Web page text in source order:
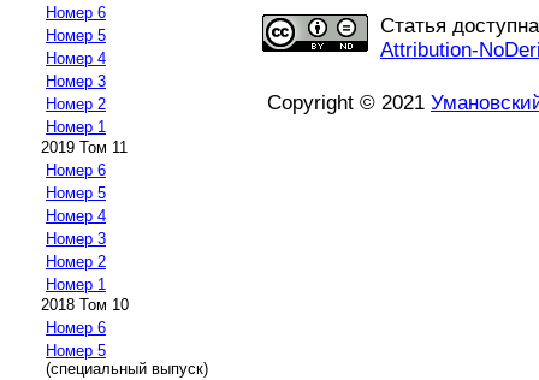
Номер 6
Номер 5
Номер 4
Номер 3
Номер 2
Номер 1
2019 Том 11
Номер 6
Номер 5
Номер 4
Номер 3
Номер 2
Номер 1
2018 Том 10
Номер 6
Номер 5
(специальный выпуск)
Статья
Attribution-
Copyright © 2021